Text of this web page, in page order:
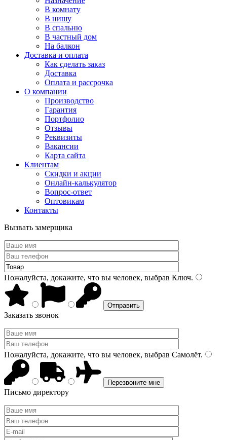
В комнату
В нишу
В спальню
В частный дом
На балкон
Доставка и оплата
Как сделать заказ
Доставка
Оплата и рассрочка
О компании
Производство
Гарантия
Портфолио
Отзывы
Реквизиты
Вакансии
Карта сайта
Клиентам
Скидки и акции
Онлайн-калькулятор
Вопрос-ответ
Оптовикам
Контакты
Вызвать замерщика
Пожалуйста, докажите, что вы человек, выбрав Ключ.
Заказать звонок
Пожалуйста, докажите, что вы человек, выбрав Самолёт.
Письмо директору